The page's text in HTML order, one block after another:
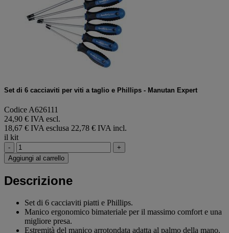
Set di 6 cacciaviti per viti a taglio e Phillips - Manutan Expert
Codice A626111
24,90 € IVA escl.
18,67 € IVA esclusa 22,78 € IVA incl.
il kit
-
+
Aggiungi al carrello
Descrizione
Set di 6 cacciaviti piatti e Phillips.
Manico ergonomico bimateriale per il massimo comfort e una
migliore presa.
Estremità del manico arrotondata adatta al palmo della mano.